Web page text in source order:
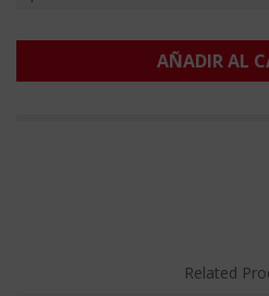
AÑADIR AL
Related